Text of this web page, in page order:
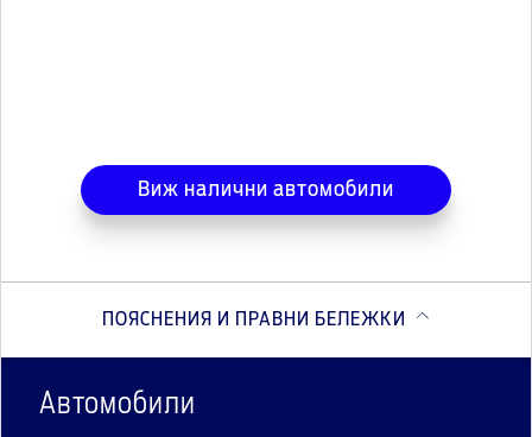
Виж налични автомобили
ПОЯСНЕНИЯ И ПРАВНИ БЕЛЕЖКИ
Автомобили